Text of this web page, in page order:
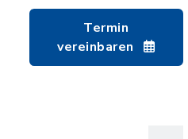
Termin
vereinbaren